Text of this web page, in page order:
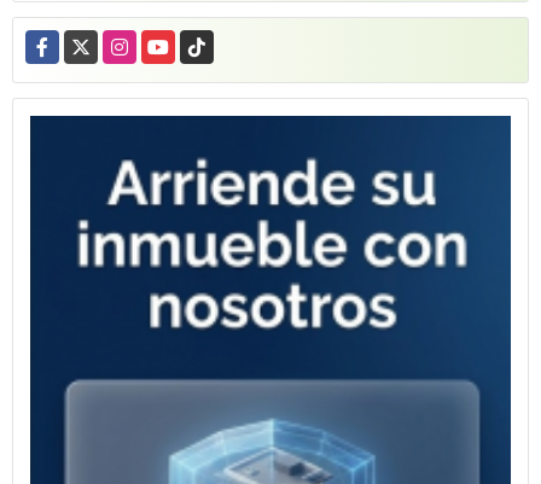
Facebook
X InstagramYouTubeTikTok